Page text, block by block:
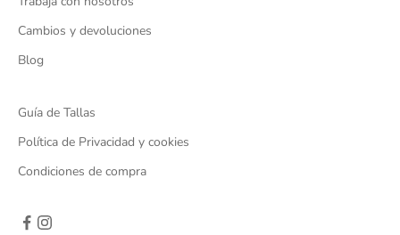
Cambios y devoluciones
Blog
Guía de Tallas
Política de Privacidad y cookies
Condiciones de compra